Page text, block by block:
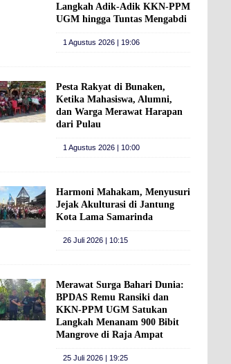
Langkah Adik-Adik KKN-PPM
UGM hingga Tuntas Mengabdi
1 Agustus 2026 | 19:06
Pesta Rakyat di Bunaken,
Ketika Mahasiswa, Alumni,
dan Warga Merawat Harapan
dari Pulau
1 Agustus 2026 | 10:00
Harmoni Mahakam, Menyusuri
Jejak Akulturasi di Jantung
Kota Lama Samarinda
26 Juli 2026 | 10:15
Merawat Surga Bahari Dunia:
BPDAS Remu Ransiki dan
KKN-PPM UGM Satukan
Langkah Menanam 900 Bibit
Mangrove di Raja Ampat
25 Juli 2026 | 19:25